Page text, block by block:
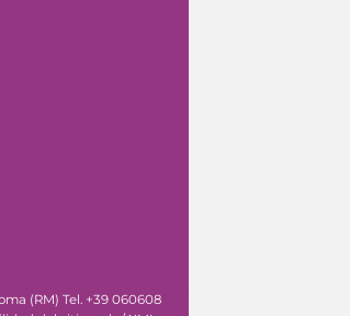
(RM) Tel. +39 060608